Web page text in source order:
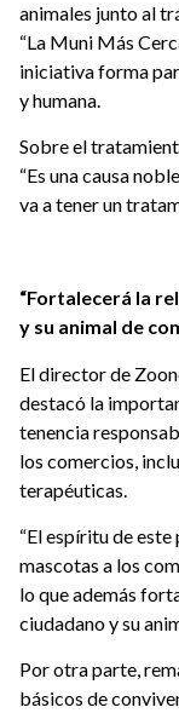
animales junto al
“La Muni Más
iniciativa forma
y humana.
Sobre el
“Es una causa
va a tener un
“Fortalecerá la
y su animal de
El director de
destacó la
tenencia
los comercios,
terapéuticas.
“El espíritu de
mascotas a los
lo que además
ciudadano y su
Por otra parte,
básicos de